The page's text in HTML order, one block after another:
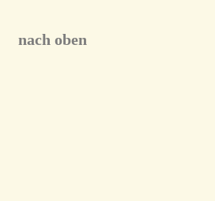
nach oben